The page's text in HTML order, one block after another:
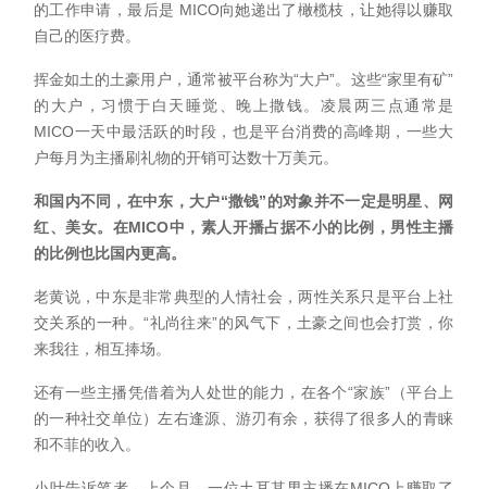
的工作申请，最后是 MICO向她递出了橄榄枝，让她得以赚取
自己的医疗费。
挥金如土的土豪用户，通常被平台称为“大户”。这些“家里有矿”
的大户，习惯于白天睡觉、晚上撒钱。凌晨两三点通常是
MICO一天中最活跃的时段，也是平台消费的高峰期，一些大
户每月为主播刷礼物的开销可达数十万美元。
和国内不同，在中东，大户“撒钱”的对象并不一定是明星、网
红、美女。在MICO中，素人开播占据不小的比例，男性主播
的比例也比国内更高。
老黄说，中东是非常典型的人情社会，两性关系只是平台上社
交关系的一种。“礼尚往来”的风气下，土豪之间也会打赏，你
来我往，相互捧场。
还有一些主播凭借着为人处世的能力，在各个“家族”（平台上
的一种社交单位）左右逢源、游刃有余，获得了很多人的青睐
和不菲的收入。